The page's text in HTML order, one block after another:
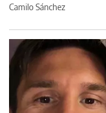
Camilo Sánchez